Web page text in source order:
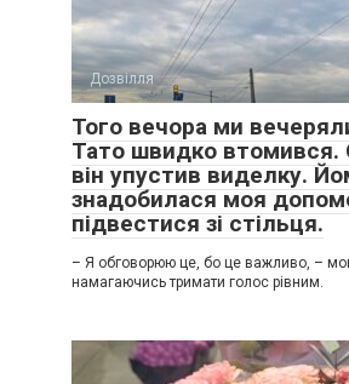
Дозвілля
Того вечора ми
Тато швидко втомився.
він упустив виделку.
знадобилася моя
підвестися зі стільця.
– Я обговорюю це, бо це важливо, –
намагаючись тримати голос рівним.